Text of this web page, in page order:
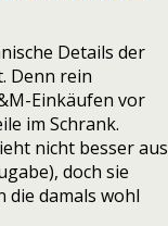
Details der
Denn rein
Einkäufen vor
im Schrank.
nicht besser aus
doch sie
die damals wohl